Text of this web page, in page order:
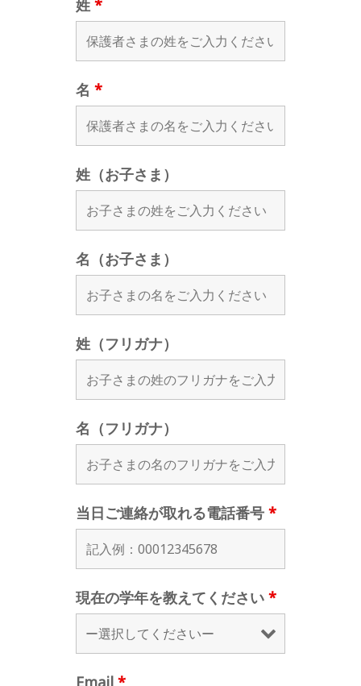
姓 *
名 *
姓（お子さま）
名（お子さま）
姓（フリガナ）
名（フリガナ）
当日ご連絡が取れる電話番号 *
現在の学年を教えてください *
Email *